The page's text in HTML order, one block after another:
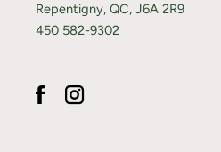
Repentigny, QC, J6A 2R9
450 582-9302